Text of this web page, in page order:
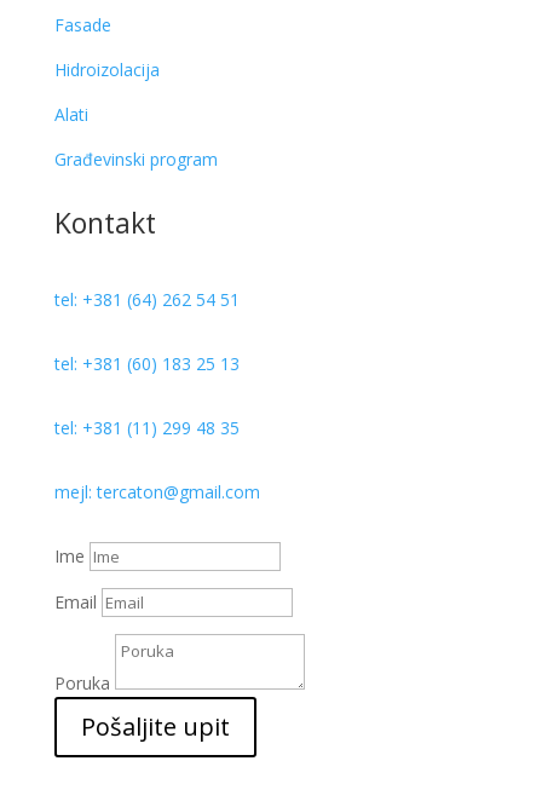
Fasade
Hidroizolacija
Alati
Građevinski program
Kontakt
tel: +381 (64) 262 54 51
tel: +381 (60) 183 25 13
tel: +381 (11) 299 48 35
mejl: tercaton@gmail.com
Ime
Email
Poruka
Pošaljite upit